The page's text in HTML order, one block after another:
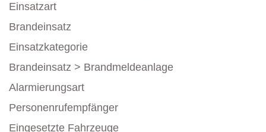
Einsatzart
Brandeinsatz
Einsatzkategorie
Brandeinsatz > Brandmeldeanlage
Alarmierungsart
Personenrufempfänger
Eingesetzte Fahrzeuge